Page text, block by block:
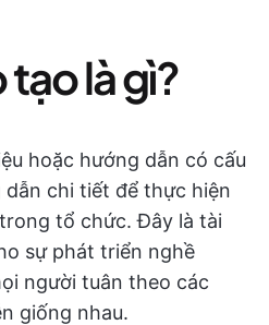
là gì?
hoặc hướng dẫn có cấu
chi tiết để thực hiện
tổ chức. Đây là tài
sự phát triển nghề
người tuân theo các
giống nhau.